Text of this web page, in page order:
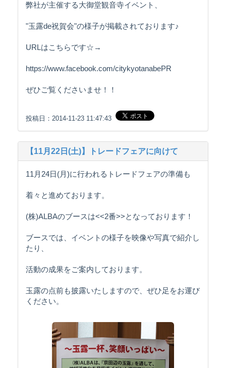
弊社が主催する大御堂観音寺イベント、
"玉露de祝賀会"の様子が掲載されております♪
URLはこちらです☆→
https://www.facebook.com/citykyotanabePR
ぜひご覧くださいませ！！
投稿日：2014-11-23 11:47:43
【11月22日(土)】トレードフェアに向けて
11月24日(月)に行われるトレードフェアの準備も
着々と進めております。
(株)ALBAのブースは<<2番>>となっております！
ブースでは、イベントの様子を映像や写真で紹介し
たり、
活動の成果をご案内しております。
玉露の点前も披露いたしますので、ぜひ足をお運び
ください。